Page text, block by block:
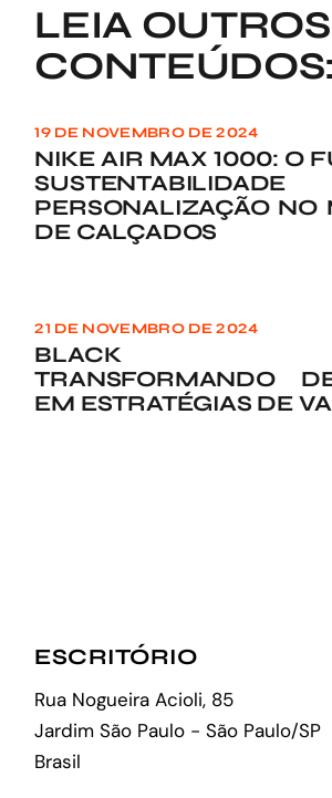
LEIA OUTROS
CONTEÚDOS:
19 DE NOVEMBRO DE 2024
NIKE AIR MAX 1000: O
PERSONALIZAÇÃO NO
DE CALÇADOS
21 DE NOVEMBRO DE 2024
BLACK
TRANSFORMANDO
EM ESTRATÉGIAS DE
ESCRITÓRIO
Rua Nogueira Acioli, 85
Jardim São Paulo - São Paulo/SP
Brasil